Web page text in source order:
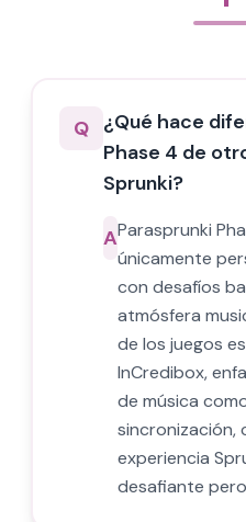
Q ¿Qué hace
Phase 4 de
Sprunki?
AParasprunki
únicamente
con desafíos
atmósfera
de los juegos
InCredibox,
de música
sincronización,
experiencia
desafiante